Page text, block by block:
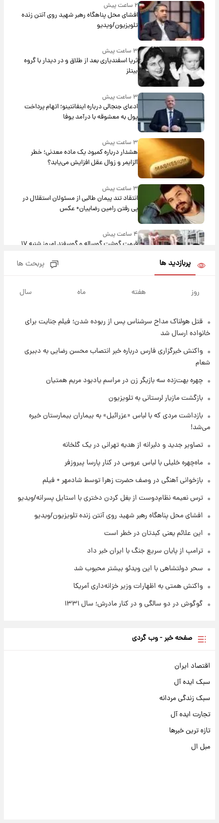
۲ ساعت پیش
افشای محل پناهگاه‌ رهبر شهید روی آنتن زنده
تلویزیون/ویدیو
۳ ساعت پیش
ثریا اسفندیاری بعد از طلاق و در دیدار با گروه
بیتلز
۳ ساعت پیش
ادعای جنجالی درباره اینفانتینو؛ اتهام پرداخت
پول به معشوقه با درآمد یوفا
۳ ساعت پیش
هشدار درباره کمبود یک ماده معدنی؛ خطر
آلزایمر و زوال عقل افزایش می‌یابد؟
۳ ساعت پیش
انتقاد تند پیمان طالبی از مسئولان استقلال در
پی رفتن رامین رضاییان+ عکس
۴ ساعت پیش
قیمت گوشت گوساله و گوسفند امروز شنبه ۱۷
با قدرتمندترین و بادوام ترین تانک جهان آشنا
۵ ساعت پیش
+جدول
قیمت محصولات ایران‌خودرو و سایپا امروز شنبه
۱۹ ساعت پیش
۱۹ ساعت پیش
تیم را ترک کرد!
تصاویر کمتر دیده‌شده از شهیدان حاجی‌زاده و
باقری؛ فرماندهان شهید هوافضای ایران
پربازدید ها پربحث ها
روز هفته ماه سال
قتل هولناک مداح سرشناس پس از ربوده شدن؛ فیلم جنایت برای
خانواده ارسال شد
واکنش خبرگزاری فارس درباره خبر انتصاب محسن رضایی به دبیری
شعام
چهره بهت‌زده سه بازیگر زن در مراسم یادبود مریم همتیان
بازگشت مازیار لرستانی به تلویزیون
بازداشت مردی که با لباس «عزرائیل» به بیماران بیمارستان خیره
می‌شد!
تصاویر جدید و دلبرانه از هدیه تهرانی در یک گلخانه
ماه‌چهره خلیلی با لباس عروس در کنار پارسا پیروزفر
بازخوانی آهنگی در وصف حضرت زهرا توسط شادمهر + فیلم
ترس نعیمه نظام‌دوست از بغل کردن دختری با استایل پسرانه/ویدیو
افشای محل پناهگاه‌ رهبر شهید روی آنتن زنده تلویزیون/ویدیو
این علائم یعنی کبدتان در خطر است
ترامپ از پایان سریع جنگ با ایران خبر داد
سحر دولتشاهی با این ویدئو بیشتر محبوب شد
واکنش همتی به اظهارات وزیر خزانه‌داری آمریکا
گوگوش در دو سالگی و در کنار مادرش؛ سال ۱۳۳۱
صفحه خبر - وب گردی
اقتصاد ایران
سبک ایده آل
سبک زندگی مردانه
تجارت ایده آل
تازه ترین خبرها
مبل ال